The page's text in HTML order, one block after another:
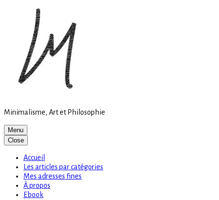
Minimalisme, Art et Philosophie
Menu
Close
Accueil
Les articles par catégories
Mes adresses fines
À propos
Ebook